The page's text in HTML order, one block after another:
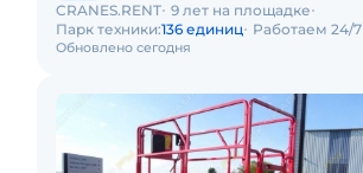
Обновлено сегодня
CRANES.RENT 9 лет на площадке
Парк техники:136 единиц Работаем 24/7